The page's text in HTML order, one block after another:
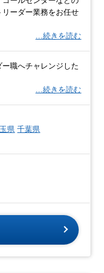
ーダー業務をお任せ
…続きを読む
職へチャレンジした
…続きを読む
県 千葉県